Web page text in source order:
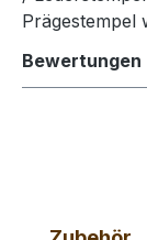
Prägestempel
Bewertungen